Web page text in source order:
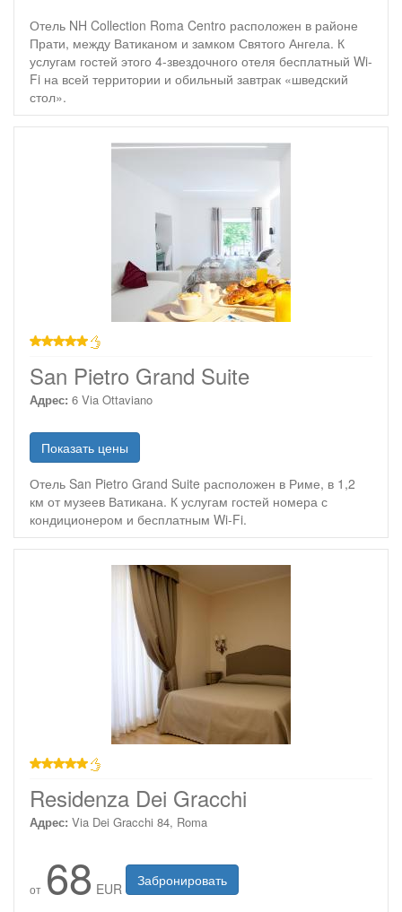
Отель NH Collection Roma Centro расположен в районе
Прати, между Ватиканом и замком Святого Ангела. К
услугам гостей этого 4-звездочного отеля бесплатный Wi-
Fi на всей территории и обильный завтрак «шведский
стол».
San Pietro Grand Suite
Адрес: 6 Via Ottaviano
Показать цены
Отель San Pietro Grand Suite расположен в Риме, в 1,2
км от музеев Ватикана. К услугам гостей номера с
кондиционером и бесплатным Wi-Fi.
Residenza Dei Gracchi
Адрес: Via Dei Gracchi 84, Roma
от 68 EUR Забронировать